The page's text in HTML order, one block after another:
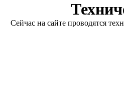
Сейчас на сайте проводятся